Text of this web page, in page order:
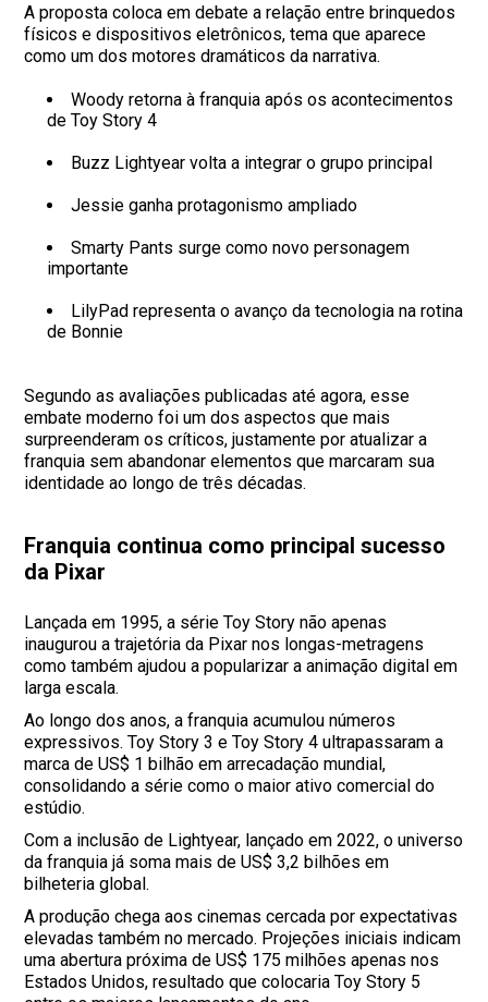
A proposta coloca em debate a relação entre brinquedos
físicos e dispositivos eletrônicos, tema que aparece
como um dos motores dramáticos da narrativa.
Woody retorna à franquia após os acontecimentos
de Toy Story 4
Buzz Lightyear volta a integrar o grupo principal
Jessie ganha protagonismo ampliado
Smarty Pants surge como novo personagem
importante
LilyPad representa o avanço da tecnologia na rotina
de Bonnie
Segundo as avaliações publicadas até agora, esse
embate moderno foi um dos aspectos que mais
surpreenderam os críticos, justamente por atualizar a
franquia sem abandonar elementos que marcaram sua
identidade ao longo de três décadas.
Franquia continua como principal sucesso
da Pixar
Lançada em 1995, a série Toy Story não apenas
inaugurou a trajetória da Pixar nos longas-metragens
como também ajudou a popularizar a animação digital em
larga escala.
Ao longo dos anos, a franquia acumulou números
expressivos. Toy Story 3 e Toy Story 4 ultrapassaram a
marca de US$ 1 bilhão em arrecadação mundial,
consolidando a série como o maior ativo comercial do
estúdio.
Com a inclusão de Lightyear, lançado em 2022, o universo
da franquia já soma mais de US$ 3,2 bilhões em
bilheteria global.
A produção chega aos cinemas cercada por expectativas
elevadas também no mercado. Projeções iniciais indicam
uma abertura próxima de US$ 175 milhões apenas nos
Estados Unidos, resultado que colocaria Toy Story 5